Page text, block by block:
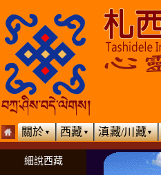
關於▼ 西藏▼ 滇藏/川藏▼
細說西藏